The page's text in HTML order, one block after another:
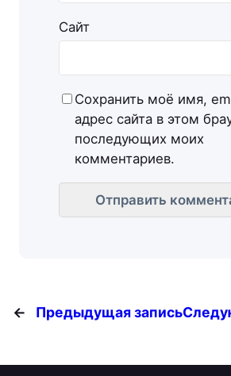
Сайт
Сохранить моё имя,
адрес сайта в этом
последующих моих
комментариев.
← Предыдущая запись